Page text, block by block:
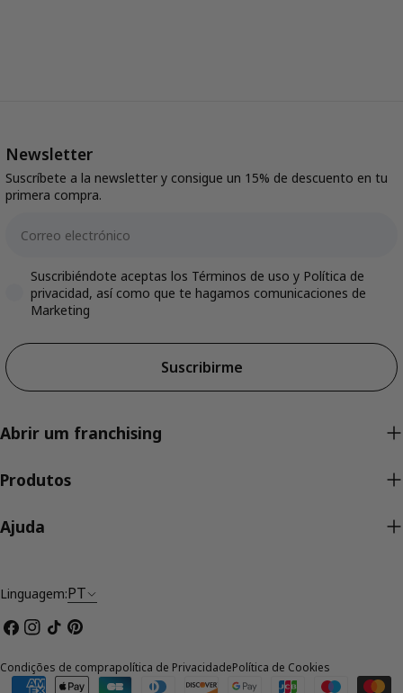
Newsletter
Suscríbete a la newsletter y consigue un 15% de descuento en tu
primera compra.
Accepts marketing
Suscribiéndote aceptas los Términos de uso y Política de
privacidad, así como que te hagamos comunicaciones de
Marketing
Suscribirme
Abrir um franchising
Produtos
Ajuda
Linguagem:PT
Facebook
Instagram
TikTokPinterest
Condições de comprapolítica de PrivacidadePolítica de Cookies
Métodos